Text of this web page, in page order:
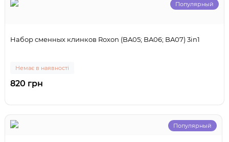
Популярный
Набор сменных клинков Roxon (BA05; BA06; BA07) 3in1
Немає в наявності
820 грн
Популярный